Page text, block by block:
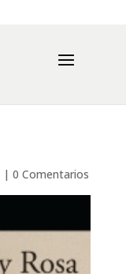
| 0 Comentarios